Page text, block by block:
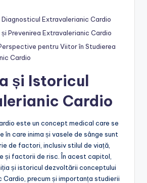
Extravalerianic Cardio
Prevenirea Extravalerianic Cardio
pentru Viitor în Studierea
Cardio
și Istoricul
Cardio
este un concept medical care se
în care inima și vasele de sânge sunt
de factori, inclusiv stilul de viață,
și factorii de risc. În acest capitol,
și istoricul dezvoltării conceptului
Cardio, precum și importanța studierii